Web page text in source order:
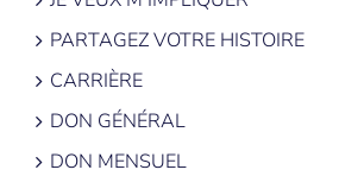
PARTAGEZ VOTRE HISTOIRE
CARRIÈRE
DON GÉNÉRAL
DON MENSUEL